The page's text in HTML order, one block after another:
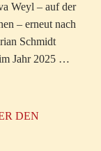
Weyl – auf der
– erneut nach
Schmidt
Jahr 2025 …
DEN